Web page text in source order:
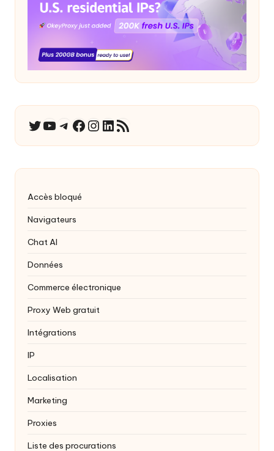
Twitter
YouTube
Télégramme
Facebook
Instagram
LinkedIn
Flux RSS
Accès bloqué
Navigateurs
Chat AI
Données
Commerce électronique
Proxy Web gratuit
Intégrations
IP
Localisation
Marketing
Proxies
Liste des procurations